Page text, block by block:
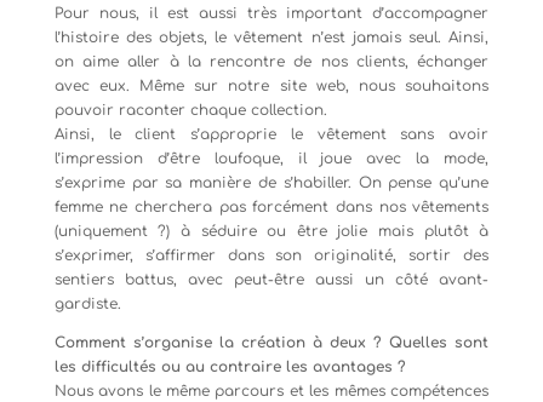
Pour nous, il est aussi très important d’accompagner
l’histoire des objets, le vêtement n’est jamais seul. Ainsi,
on aime aller à la rencontre de nos clients, échanger
avec eux. Même sur notre site web, nous souhaitons
pouvoir raconter chaque collection.
Ainsi, le client s’approprie le vêtement sans avoir
l’impression d’être loufoque, il joue avec la mode,
s’exprime par sa manière de s’habiller. On pense qu’une
femme ne cherchera pas forcément dans nos vêtements
(uniquement ?) à séduire ou être jolie mais plutôt à
s’exprimer, s’affirmer dans son originalité, sortir des
sentiers battus, avec peut-être aussi un côté avant-
gardiste.
Comment s’organise la création à deux ? Quelles sont
les difficultés ou au contraire les avantages ?
Nous avons le même parcours et les mêmes compétences